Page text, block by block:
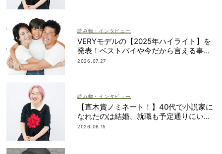
読み物・インタビュー
VERYモデルの【2025年ハイライト】を
発表！ベストバイや今だから言える事件
簿も大公開
2026.07.27
読み物・インタビュー
【直木賞ノミネート！】40代で小説家に
なれたのは結婚、就職も予定通りにいか
なかったから｜朝倉かすみさん
2026.06.15